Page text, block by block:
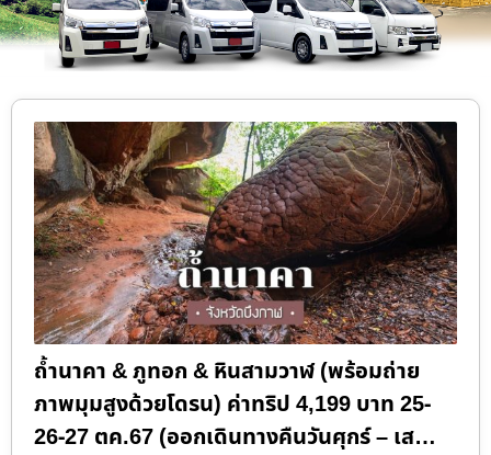
ถ้ำนาคา & ภูทอก & หินสามวาฬ (พร้อมถ่าย
ภาพมุมสูงด้วยโดรน) ค่าทริป 4,199 บาท 25-
26-27 ตค.67 (ออกเดินทางคืนวันศุกร์ – เส…